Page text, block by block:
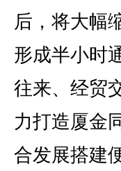
后，将大幅
形成半小时
往来、经贸
力打造厦金
合发展搭建